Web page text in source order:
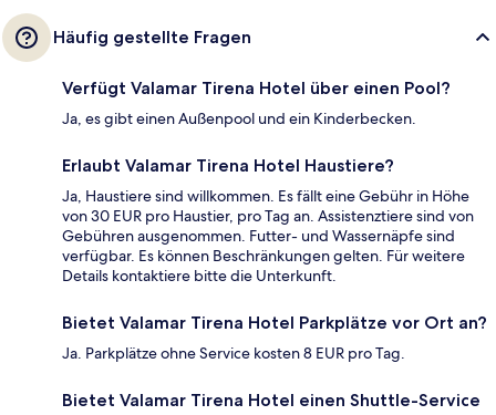
Häufig gestellte Fragen
Verfügt Valamar Tirena Hotel über einen Pool?
Ja, es gibt einen Außenpool und ein Kinderbecken.
Erlaubt Valamar Tirena Hotel Haustiere?
Ja, Haustiere sind willkommen. Es fällt eine Gebühr in Höhe
von 30 EUR pro Haustier, pro Tag an. Assistenztiere sind von
Gebühren ausgenommen. Futter- und Wassernäpfe sind
verfügbar. Es können Beschränkungen gelten. Für weitere
Details kontaktiere bitte die Unterkunft.
Bietet Valamar Tirena Hotel Parkplätze vor Ort an?
Ja. Parkplätze ohne Service kosten 8 EUR pro Tag.
Bietet Valamar Tirena Hotel einen Shuttle-Service